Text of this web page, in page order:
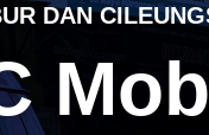
DAN